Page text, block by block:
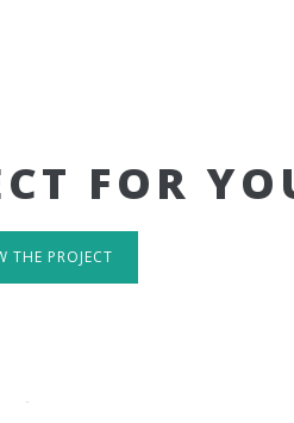
FOR
THE PROJECT